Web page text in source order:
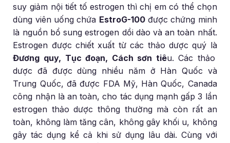
suy giảm nội tiết tố estrogen thì chị em có thể chọn
dùng viên uống chứa EstroG-100được chứng minh
là nguồn bổ sung estrogen dồi dào và an toàn nhất.
Estrogen được chiết xuất từ các thảo dược quý là
Đương quy, Tục đoạn, Cách sơn tiêu. Các thảo
dược đã được dùng nhiều năm ở Hàn Quốc và
Trung Quốc, đã được FDA Mỹ, Hàn Quốc, Canada
công nhận là an toàn, cho tác dụng mạnh gấp 3 lần
estrogen thảo dược thông thường mà còn rất an
toàn, không làm tăng cân, không gây khối u, không
gây tác dụng kể cả khi sử dụng lâu dài. Cùng với